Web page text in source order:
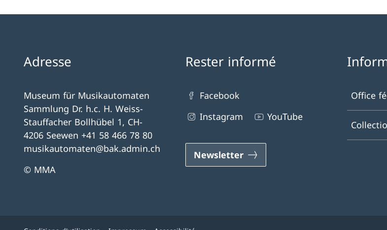
Adresse
Museum für Musikautomaten
Sammlung Dr. h.c. H. Weiss-
Stauffacher Bollhübel 1, CH-
4206 Seewen +41 58 466 78 80
musikautomaten@bak.admin.ch
© MMA
Rester informé
Facebook
Instagram
YouTube
Newsletter
Office